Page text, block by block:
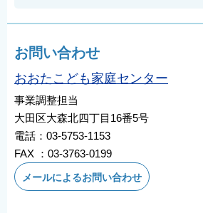
お問い合わせ
おおたこども家庭センター
事業調整担当
大田区大森北四丁目16番5号
電話：03-5753-1153
FAX ：03-3763-0199
メールによるお問い合わせ